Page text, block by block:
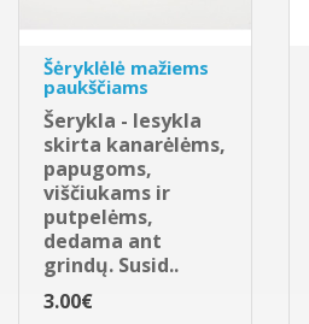
Šėryklėlė mažiems
paukščiams
Šerykla - lesykla
skirta kanarėlėms,
papugoms,
viščiukams ir
putpelėms,
dedama ant
grindų. Susid..
3.00€